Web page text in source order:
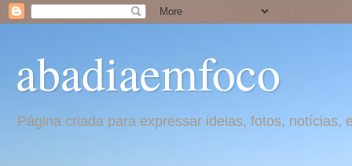
abadiaemfoco
Página criada para expressar ideias, fotos,